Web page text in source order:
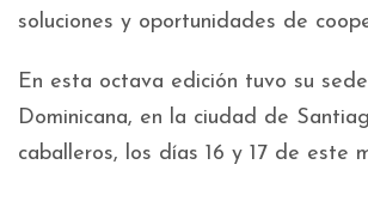
soluciones y oportunidades de
En esta octava edición tuvo su
Dominicana, en la ciudad de
caballeros, los días 16 y 17 de este